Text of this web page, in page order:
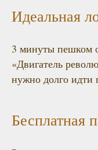
Идеальная
3 минуты пешком
«Двигатель
нужно долго идти
Бесплатная